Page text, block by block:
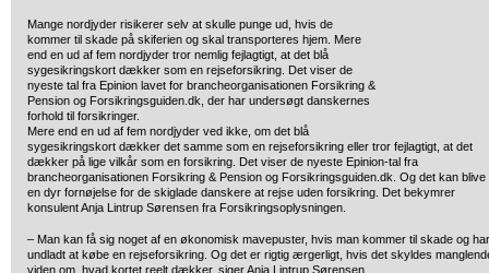
Mange nordjyder risikerer selv at skulle punge ud, hvis de
kommer til skade på skiferien og skal transporteres hjem. Mere
end en ud af fem nordjyder tror nemlig fejlagtigt, at det blå
sygesikringskort dækker som en rejseforsikring. Det viser de
nyeste tal fra Epinion lavet for brancheorganisationen Forsikring &
Pension og Forsikringsguiden.dk, der har undersøgt danskernes
forhold til forsikringer.
Mere end en ud af fem nordjyder ved ikke, om det blå
sygesikringskort dækker det samme som en rejseforsikring eller tror fejlagtigt, at det
dækker på lige vilkår som en forsikring. Det viser de nyeste Epinion-tal fra
brancheorganisationen Forsikring & Pension og Forsikringsguiden.dk. Og det kan blive
en dyr fornøjelse for de skiglade danskere at rejse uden forsikring. Det bekymrer
konsulent Anja Lintrup Sørensen fra Forsikringsoplysningen.
– Man kan få sig noget af en økonomisk mavepuster, hvis man kommer til skade og har
undladt at købe en rejseforsikring. Og det er rigtig ærgerligt, hvis det skyldes
viden om, hvad kortet reelt dækker, siger Anja Lintrup Sørensen.